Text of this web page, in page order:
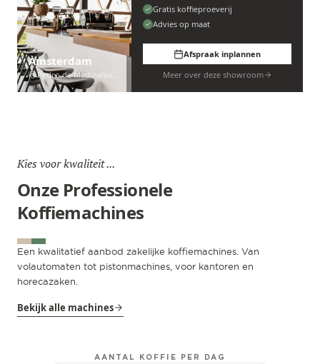
Amsterdam
Pedro de Medinalaan 53
Gratis koffieproeverij
Advies op maat
Afspraak inplannen
Meer over deze showroom
Kies voor kwaliteit ...
Onze Professionele
Koffiemachines
Een kwalitatief aanbod zakelijke koffiemachines. Van
volautomaten tot pistonmachines, voor kantoren en
horecazaken.
Bekijk alle machines
AANTAL KOFFIE PER DAG